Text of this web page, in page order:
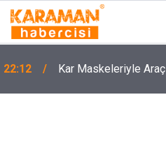
22:12 Kar Maskeleriyle